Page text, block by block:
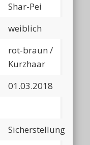
Shar-Pei
weiblich
rot-braun /
Kurzhaar
01.03.2018
Sicherstellung